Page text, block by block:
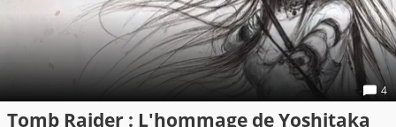
4
Tomb Raider : L'hommage de Yoshitaka